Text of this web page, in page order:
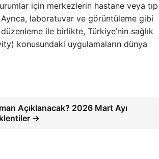
için merkezlerin hastane veya tıp
laboratuvar ve görüntüleme gibi
ile birlikte, Türkiye’nin sağlık
konusundaki uygulamaların dünya
Açıklanacak? 2026 Mart Ayı
→